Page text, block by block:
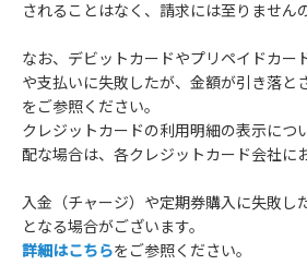
されることはなく、請求には至りません
なお、デビットカードやプリペイドカー
や支払いに失敗したが、金額が引き落と
をご参照ください。
クレジットカードの利用明細の表示につ
配な場合は、各クレジットカード会社に
入金（チャージ）や定期券購入に失敗し
となる場合がございます。
詳細はこちらをご参照ください。